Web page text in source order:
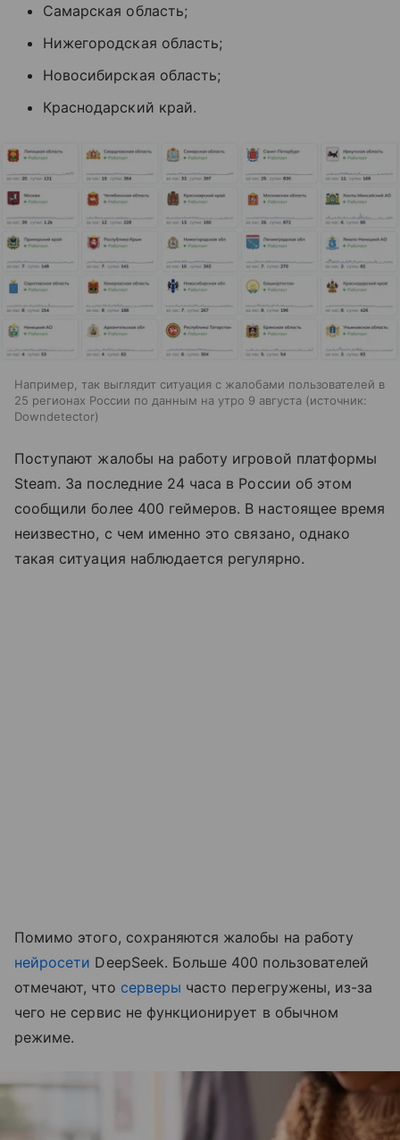
Самарская область;
Нижегородская область;
Новосибирская область;
Краснодарский край.
Например, так выглядит ситуация с жалобами пользователей в
25 регионах России по данным на утро 9 августа
источник:
Downdetector
Поступают жалобы на работу игровой платформы
Steam. За последние 24 часа в России об этом
сообщили более 400 геймеров. В настоящее время
неизвестно, с чем именно это связано, однако
такая ситуация наблюдается регулярно.
Помимо этого, сохраняются жалобы на работу
нейросети DeepSeek. Больше 400 пользователей
отмечают, что серверы часто перегружены, из-за
чего не сервис не функционирует в обычном
режиме.